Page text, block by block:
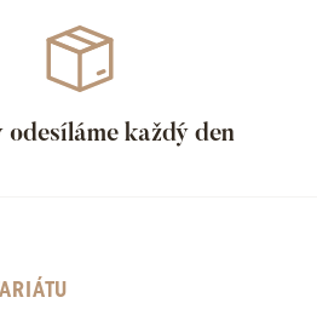
odesíláme každý den